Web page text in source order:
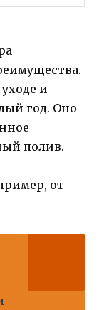
и
год. Оно
полив.
от